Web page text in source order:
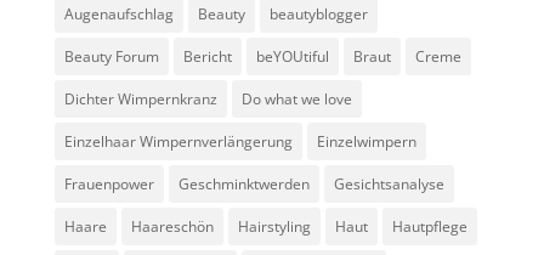
Augenaufschlag Beauty beautyblogger
Beauty Forum Bericht beYOUtiful Braut Creme
Dichter Wimpernkranz Do what we love
Einzelhaar Wimpernverlängerung Einzelwimpern
Frauenpower Geschminktwerden Gesichtsanalyse
Haare Haareschön Hairstyling Haut Hautpflege